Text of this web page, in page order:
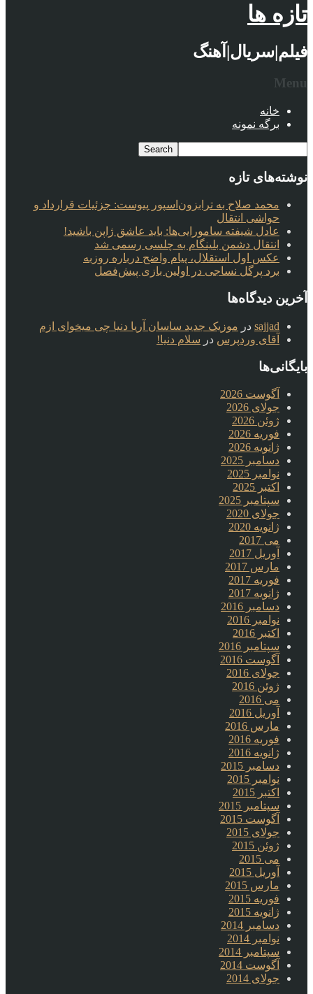
تازه ها
فیلم|سریال|آهنگ
Menu
خانه
برگه نمونه
نوشته‌های تازه
محمد صلاح به ترابزون‌اسپور پیوست: جزئیات قرارداد و
حواشی انتقال
عادل شیفته سامورایی‌ها: باید عاشق ژاپن باشید!
انتقال دشمن بلینگام به چلسی رسمی شد
عکس اول استقلال، پیام واضح درباره روزبه
برد پرگل نساجی در اولین بازی پیش‌فصل
آخرین دیدگاه‌ها
sajjad در موزیک جدید ساسان آریا دنیا چی میخوای ازم
آقای وردپرس در سلام دنیا!
بایگانی‌ها
آگوست 2026
جولای 2026
ژوئن 2026
فوریه 2026
ژانویه 2026
دسامبر 2025
نوامبر 2025
اکتبر 2025
سپتامبر 2025
جولای 2020
ژانویه 2020
می 2017
آوریل 2017
مارس 2017
فوریه 2017
ژانویه 2017
دسامبر 2016
نوامبر 2016
اکتبر 2016
سپتامبر 2016
آگوست 2016
جولای 2016
ژوئن 2016
می 2016
آوریل 2016
مارس 2016
فوریه 2016
ژانویه 2016
دسامبر 2015
نوامبر 2015
اکتبر 2015
سپتامبر 2015
آگوست 2015
جولای 2015
ژوئن 2015
می 2015
آوریل 2015
مارس 2015
فوریه 2015
ژانویه 2015
دسامبر 2014
نوامبر 2014
سپتامبر 2014
آگوست 2014
جولای 2014